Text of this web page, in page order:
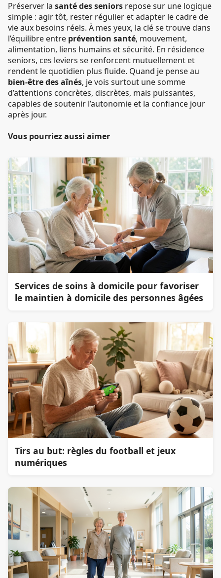
Préserver la santé des seniors repose sur une logique
simple : agir tôt, rester régulier et adapter le cadre de
vie aux besoins réels. À mes yeux, la clé se trouve dans
l’équilibre entre prévention santé, mouvement,
alimentation, liens humains et sécurité. En résidence
seniors, ces leviers se renforcent mutuellement et
rendent le quotidien plus fluide. Quand je pense au
bien-être des aînés, je vois surtout une somme
d’attentions concrètes, discrètes, mais puissantes,
capables de soutenir l’autonomie et la confiance jour
après jour.
Vous pourriez aussi aimer
Services de soins à domicile pour favoriser
le maintien à domicile des personnes âgées
Tirs au but: règles du football et jeux
numériques